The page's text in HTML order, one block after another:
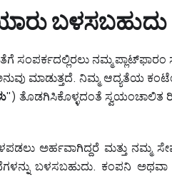
ಬಳಸಬಹುದು
ಸಂಪರ್ಕದಲ್ಲಿರಲು ನಮ್ಮ
ಮಾಡುತ್ತದೆ. ನಿಮ್ಮ ಆದ್ಯತೆಯ
") ತೊಡಗಿಸಿಕೊಳ್ಳದಂತೆ ಸ್ವಯಂಚಾಲಿತ
ಅರ್ಹವಾಗಿದ್ದರೆ ಮತ್ತು ನಮ್ಮ
ಬಳಸಬಹುದು. ಕಂಪನಿ ಅಥವಾ